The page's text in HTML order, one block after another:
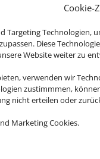
Cookie-
Targeting Technologien,
Diese
Website weiter zu
verwenden wir
zustimmmen,
nicht erteilen oder
Marketing Cookies.